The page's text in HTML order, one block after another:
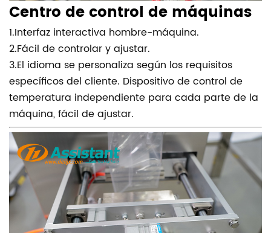
Centro de control de máquinas
1.Interfaz interactiva hombre-máquina.
2.Fácil de controlar y ajustar.
3.El idioma se personaliza según los requisitos
específicos del cliente. Dispositivo de control de
temperatura independiente para cada parte de la
máquina, fácil de ajustar.